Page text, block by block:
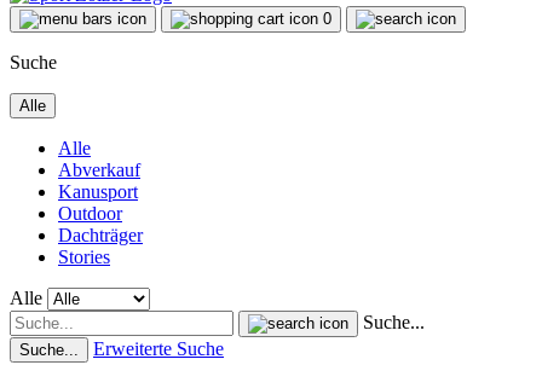
0
Suche
Alle
Alle
Abverkauf
Kanusport
Outdoor
Dachträger
Stories
Alle
Suche...
Suche... Erweiterte Suche